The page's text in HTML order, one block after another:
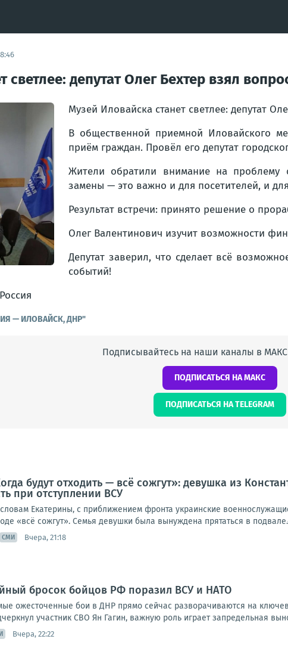
светлее: депутат Олег Бехтер взял
Музей Иловайска станет светлее: депутат
В общественной приемной Иловайского
приём граждан. Провёл его депутат
Жители обратили внимание на проблему
замены — это важно и для посетителей, и
Результат встречи: принято решение о
Олег Валентинович изучит возможности
Депутат заверил, что сделает всё
событий!
— ИЛОВАЙСК, ДНР"
Подписывайтесь на наши каналы в МАКС
ПОДПИСАТЬСЯ НА МАКС
ПОДПИСАТЬСЯ НА TELEGRAM
будут отходить — всё сожгут»: девушка из
при отступлении ВСУ
Екатерины, с приближением фронта украинские
«всё сожгут». Семья девушки была вынуждена прятаться в
СМИ Вчера, 21:18
бросок бойцов РФ поразил ВСУ и НАТО
ожесточенные бои в ДНР прямо сейчас разворачиваются на
участник СВО Ян Гагин, важную роль играет запредельная
Вчера, 22:22